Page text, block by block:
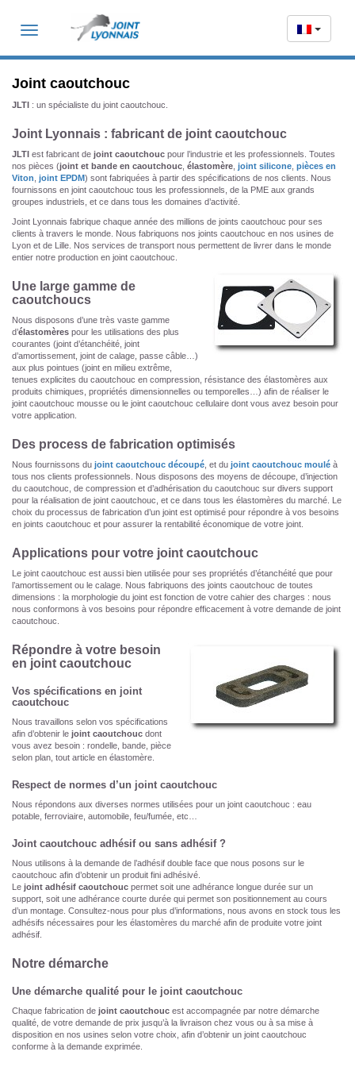
Toggle
Joint caoutchouc
JLTI : un spécialiste du joint caoutchouc.
Joint Lyonnais : fabricant de joint caoutchouc
JLTI est fabricant de joint caoutchouc pour l’industrie et les professionnels. Toutes
nos pièces (joint et bande en caoutchouc élastomère joint silicone pièces en
Viton joint EPDM) sont fabriquées à partir des spécifications de nos clients. Nous
fournissons en joint caoutchouc tous les professionnels, de la PME aux grands
groupes industriels, et ce dans tous les domaines d’activité.
Joint Lyonnais fabrique chaque année des millions de joints caoutchouc pour ses
clients à travers le monde. Nous fabriquons nos joints caoutchouc en nos usines de
Lyon et de Lille. Nos services de transport nous permettent de livrer dans le monde
entier notre production en joint caoutchouc.
Une large gamme de
caoutchoucs
Nous disposons d’une très vaste gamme
d’élastomères pour les utilisations des plus
courantes (joint d’étanchéité, joint
d’amortissement, joint de calage, passe câble…)
aux plus pointues (joint en milieu extrême,
tenues explicites du caoutchouc en compression, résistance des élastomères aux
produits chimiques, propriétés dimensionnelles ou temporelles…) afin de réaliser le
joint caoutchouc mousse ou le joint caoutchouc cellulaire dont vous avez besoin pour
votre application.
Des process de fabrication optimisés
Nous fournissons du joint caoutchouc découpé , et du joint caoutchouc moulé à
tous nos clients professionnels. Nous disposons des moyens de découpe, d’injection
du caoutchouc, de compression et d’adhérisation du caoutchouc sur divers support
pour la réalisation de joint caoutchouc, et ce dans tous les élastomères du marché. Le
choix du processus de fabrication d’un joint est optimisé pour répondre à vos besoins
en joints caoutchouc et pour assurer la rentabilité économique de votre joint.
Applications pour votre joint caoutchouc
Le joint caoutchouc est aussi bien utilisée pour ses propriétés d’étanchéité que pour
l’amortissement ou le calage. Nous fabriquons des joints caoutchouc de toutes
dimensions : la morphologie du joint est fonction de votre cahier des charges : nous
nous conformons à vos besoins pour répondre efficacement à votre demande de joint
caoutchouc.
Répondre à votre besoin
en joint caoutchouc
Vos spécifications en joint
caoutchouc
Nous travaillons selon vos spécifications
afin d’obtenir le joint caoutchouc dont
vous avez besoin : rondelle, bande, pièce
selon plan, tout article en élastomère.
Respect de normes d’un joint caoutchouc
Nous répondons aux diverses normes utilisées pour un joint caoutchouc : eau
potable, ferroviaire, automobile, feu/fumée, etc…
Joint caoutchouc adhésif ou sans adhésif ?
Nous utilisons à la demande de l’adhésif double face que nous posons sur le
caoutchouc afin d’obtenir un produit fini adhésivé.
Le joint adhésif caoutchouc permet soit une adhérance longue durée sur un
support, soit une adhérance courte durée qui permet son positionnement au cours
d’un montage. Consultez-nous pour plus d’informations, nous avons en stock tous les
adhésifs nécessaires pour les élastomères du marché afin de produite votre joint
adhésif.
Notre démarche
Une démarche qualité pour le joint caoutchouc
Chaque fabrication de joint caoutchouc est accompagnée par notre démarche
qualité, de votre demande de prix jusqu’à la livraison chez vous ou à sa mise à
disposition en nos usines selon votre choix, afin d’obtenir un joint caoutchouc
conforme à la demande exprimée.